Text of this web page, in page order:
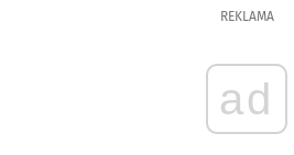
REKLAMA
ad